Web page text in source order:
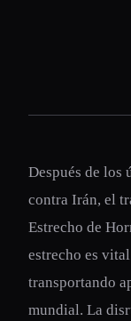
Después de los
contra Irán, el
Estrecho de
estrecho es
transportando
mundial. La